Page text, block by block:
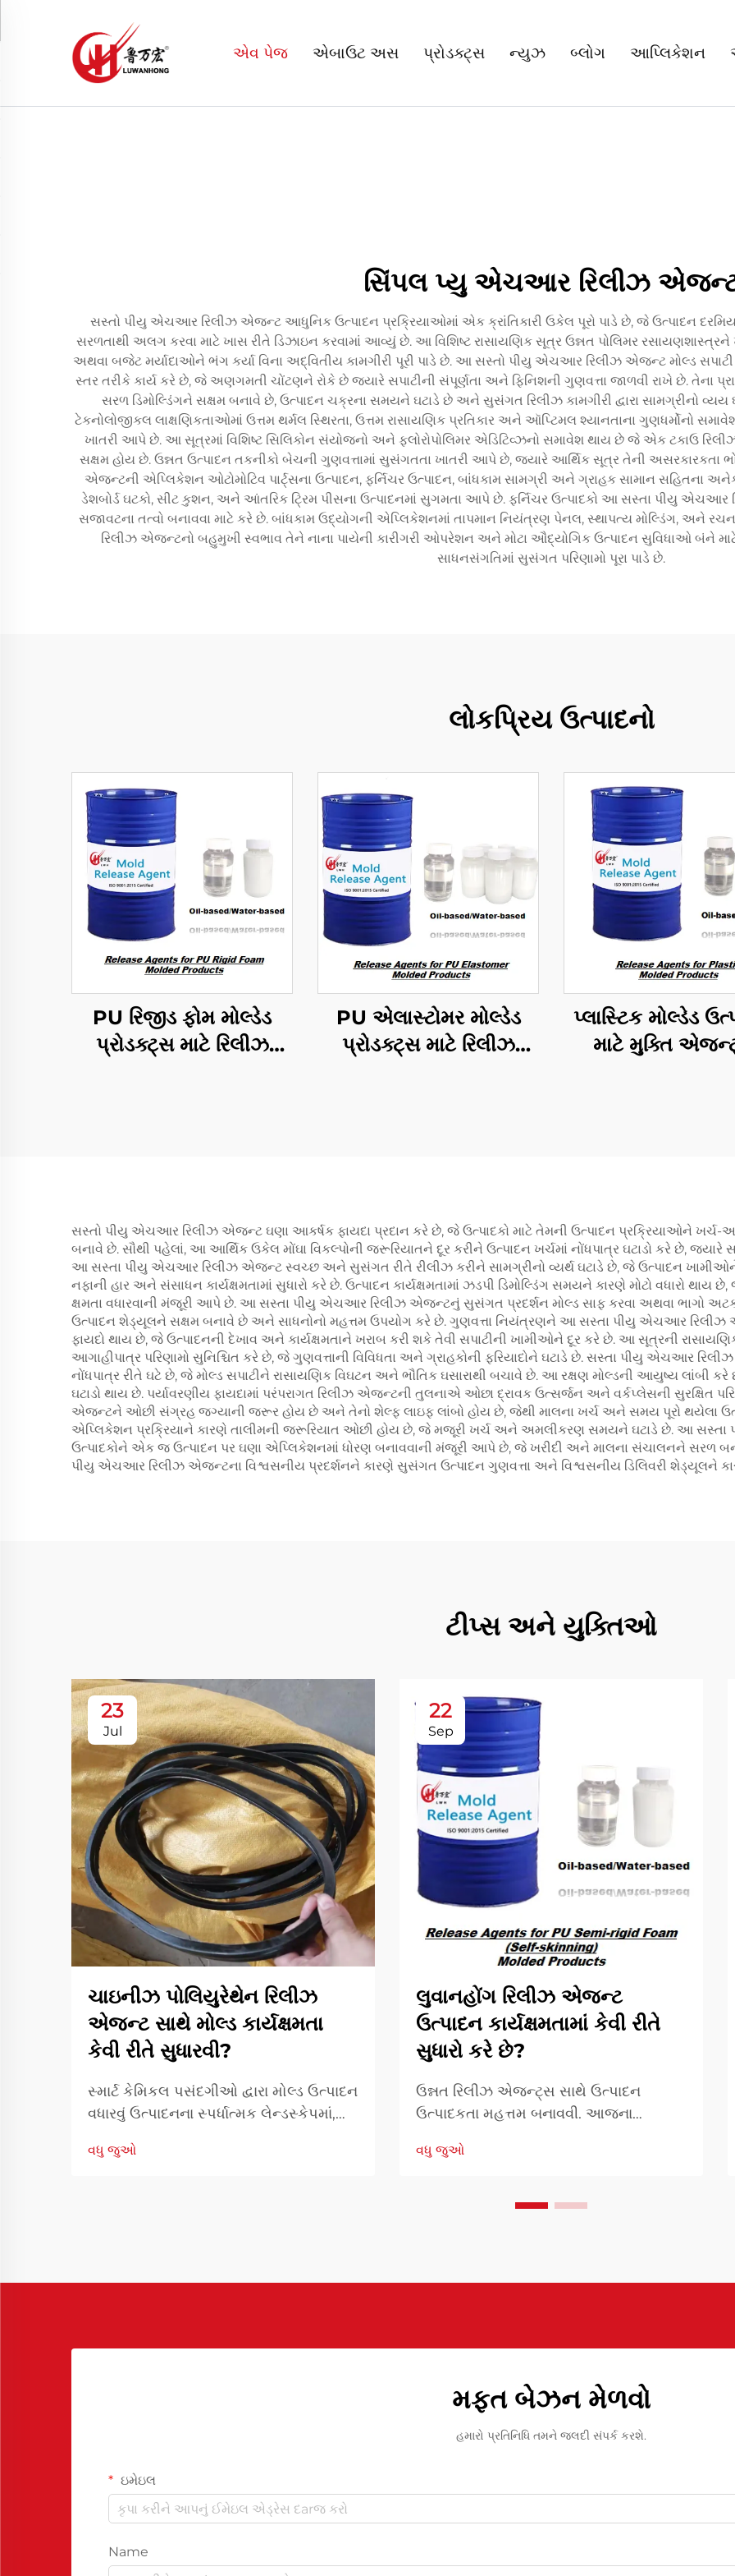
એવ પેજ એબાઉટ અસ પ્રોડક્ટ્સ ન્યુઝ બ્લોગ આપ્લિકેશન
સિંપલ પ્યુ એચઆર રિલીઝ
સસ્તો પીયુ એચઆર રિલીઝ એજન્ટ આધુનિક ઉત્પાદન પ્રક્રિયાઓમાં એક ક્રાંતિકારી ઉકેલ પૂરો પાડે છે, જે ઉત્પાદન
સરળતાથી અલગ કરવા માટે ખાસ રીતે ડિઝાઇન કરવામાં આવ્યું છે. આ વિશિષ્ટ રાસાયણિક સૂત્ર ઉન્નત પોલિમર રસાયણશાસ્ત્રને
અથવા બજેટ મર્યાદાઓને ભંગ કર્યા વિના અદ્વિતીય કામગીરી પૂરી પાડે છે. આ સસ્તો પીયુ એચઆર રિલીઝ એજન્ટ મોલ્ડ
સ્તર તરીકે કાર્ય કરે છે, જે અણગમતી ચોંટણને રોકે છે જ્યારે સપાટીની સંપૂર્ણતા અને ફિનિશની ગુણવત્તા જાળવી રાખે છે. તેના
સરળ ડિમોલ્ડિંગને સક્ષમ બનાવે છે, ઉત્પાદન ચક્રના સમયને ઘટાડે છે અને સુસંગત રિલીઝ કામગીરી દ્વારા સામગ્રીનો
ટેકનોલોજીકલ લાક્ષણિકતાઓમાં ઉત્તમ થર્મલ સ્થિરતા, ઉત્તમ રાસાયણિક પ્રતિકાર અને ઑપ્ટિમલ શ્યાનતાના ગુણધર્મોનો
ખાતરી આપે છે. આ સૂત્રમાં વિશિષ્ટ સિલિકોન સંયોજનો અને ફ્લોરોપોલિમર એડિટિવ્ઝનો સમાવેશ થાય છે જે એક ટકાઉ
સક્ષમ હોય છે. ઉન્નત ઉત્પાદન તકનીકો બેચની ગુણવત્તામાં સુસંગતતા ખાતરી આપે છે, જ્યારે આર્થિક સૂત્ર તેની
એજન્ટની એપ્લિકેશન ઓટોમોટિવ પાર્ટ્સના ઉત્પાદન, ફર્નિચર ઉત્પાદન, બાંધકામ સામગ્રી અને ગ્રાહક સામાન સહિતના
ડેશબોર્ડ ઘટકો, સીટ કુશન, અને આંતરિક ટ્રિમ પીસના ઉત્પાદનમાં સુગમતા આપે છે. ફર્નિચર ઉત્પાદકો આ સસ્તા પીયુ
સજાવટના તત્વો બનાવવા માટે કરે છે. બાંધકામ ઉદ્યોગની એપ્લિકેશનમાં તાપમાન નિયંત્રણ પેનલ, સ્થાપત્ય મોલ્ડિંગ, અને
રિલીઝ એજન્ટનો બહુમુખી સ્વભાવ તેને નાના પાયેની કારીગરી ઓપરેશન અને મોટા ઔદ્યોગિક ઉત્પાદન સુવિધાઓ બંને
સાધનસંગતિમાં સુસંગત પરિણામો પૂરા પાડે છે.
લોકપ્રિય ઉત્પાદનો
PU રિજીડ ફોમ મોલ્ડેડ
પ્રોડક્ટ્સ માટે રિલીઝ
PU એલાસ્ટોમર મોલ્ડેડ
પ્રોડક્ટ્સ માટે રિલીઝ
પ્લાસ્ટિક મોલ્ડેડ
માટે મુક્તિ
સસ્તો પીયુ એચઆર રિલીઝ એજન્ટ ઘણા આકર્ષક ફાયદા પ્રદાન કરે છે, જે ઉત્પાદકો માટે તેમની ઉત્પાદન પ્રક્રિયાઓને ખર્ચ-
બનાવે છે. સૌથી પહેલાં, આ આર્થિક ઉકેલ મોંઘા વિકલ્પોની જરૂરિયાતને દૂર કરીને ઉત્પાદન ખર્ચમાં નોંધપાત્ર ઘટાડો કરે છે, જ્યારે
આ સસ્તા પીયુ એચઆર રિલીઝ એજન્ટ સ્વચ્છ અને સુસંગત રીતે રીલીઝ કરીને સામગ્રીનો વ્યર્થ ઘટાડે છે, જે ઉત્પાદન ખામીઓને
નફાની હાર અને સંસાધન કાર્યક્ષમતામાં સુધારો કરે છે. ઉત્પાદન કાર્યક્ષમતામાં ઝડપી ડિમોલ્ડિંગ સમયને કારણે મોટો વધારો થાય છે,
ક્ષમતા વધારવાની મંજૂરી આપે છે. આ સસ્તા પીયુ એચઆર રિલીઝ એજન્ટનું સુસંગત પ્રદર્શન મોલ્ડ સાફ કરવા અથવા ભાગો
ઉત્પાદન શેડ્યૂલને સક્ષમ બનાવે છે અને સાધનોનો મહત્તમ ઉપયોગ કરે છે. ગુણવત્તા નિયંત્રણને આ સસ્તા પીયુ એચઆર રિલીઝ
ફાયદો થાય છે, જે ઉત્પાદનની દેખાવ અને કાર્યક્ષમતાને ખરાબ કરી શકે તેવી સપાટીની ખામીઓને દૂર કરે છે. આ સૂત્રની રાસાયણિક
આગાહીપાત્ર પરિણામો સુનિશ્ચિત કરે છે, જે ગુણવત્તાની વિવિધતા અને ગ્રાહકોની ફરિયાદોને ઘટાડે છે. સસ્તા પીયુ એચઆર
નોંધપાત્ર રીતે ઘટે છે, જે મોલ્ડ સપાટીને રાસાયણિક વિઘટન અને ભૌતિક ઘસારાથી બચાવે છે. આ રક્ષણ મોલ્ડની આયુષ્ય લાંબી
ઘટાડો થાય છે. પર્યાવરણીય ફાયદામાં પરંપરાગત રિલીઝ એજન્ટની તુલનાએ ઓછા દ્રાવક ઉત્સર્જન અને વર્કપ્લેસની સુરક્ષિત
એજન્ટને ઓછી સંગ્રહ જગ્યાની જરૂર હોય છે અને તેનો શેલ્ફ લાઇફ લાંબો હોય છે, જેથી માલના ખર્ચ અને સમય પૂરો થયેલા
એપ્લિકેશન પ્રક્રિયાને કારણે તાલીમની જરૂરિયાત ઓછી હોય છે, જે મજૂરી ખર્ચ અને અમલીકરણ સમયને ઘટાડે છે. આ
ઉત્પાદકોને એક જ ઉત્પાદન પર ઘણા એપ્લિકેશનમાં ધોરણ બનાવવાની મંજૂરી આપે છે, જે ખરીદી અને માલના સંચાલનને સરળ
પીયુ એચઆર રિલીઝ એજન્ટના વિશ્વસનીય પ્રદર્શનને કારણે સુસંગત ઉત્પાદન ગુણવત્તા અને વિશ્વસનીય ડિલિવરી શેડ્યૂલને
ટીપ્સ અને યુક્તિઓ
23
Jul
ચાઇનીઝ પોલિયુરેથેન રિલીઝ
એજન્ટ સાથે મોલ્ડ કાર્યક્ષમતા
કેવી રીતે સુધારવી?
સ્માર્ટ કેમિકલ પસંદગીઓ દ્વારા મોલ્ડ ઉત્પાદન
વધારવું ઉત્પાદનના સ્પર્ધાત્મક લેન્ડસ્કેપમાં,
પણ નાણાકીય આવશ્યકતા છે. ઘાટ કેવી રીતે
વધુ જુઓ
22
Sep
લુવાનહોંગ રિલીઝ એજન્ટ
ઉત્પાદન કાર્યક્ષમતામાં કેવી રીતે
સુધારો કરે છે?
ઉન્નત રિલીઝ એજન્ટ્સ સાથે ઉત્પાદન
ઉત્પાદકતા મહત્તમ બનાવવી. આજના
કાર્યક્ષમતા સફળતાનો મૂળભૂત આધાર છે.
ઉપયોગ એક ક્રાંતિકારી તત્વ તરીકે ઉભરી
વધુ જુઓ
મફત બેઝન મેળવો
હમારો પ્રતિનિધિ તમને જલદી સંપર્ક કરશે.
ઇમેઇલ
Name